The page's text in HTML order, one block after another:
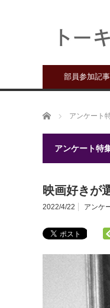
部員参加記事
ホーム アンケート
アンケート特
映画好きが
2022/4/22 アンケ